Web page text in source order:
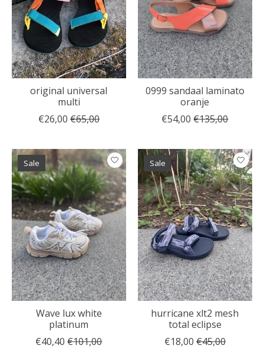
original universal
multi
€26,00 €65,00
0999 sandaal laminato
oranje
€54,00 €135,00
Sale
Wave lux white
platinum
€40,40 €101,00
Sale
hurricane xlt2 mesh
total eclipse
€18,00 €45,00